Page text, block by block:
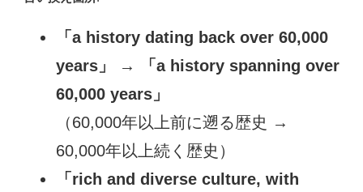
「a history dating back over 60,000
years」
→
「a history spanning over
60,000 years」
（60,000年以上前に遡る歴史 →
60,000年以上続く歴史）
「rich and diverse culture, with